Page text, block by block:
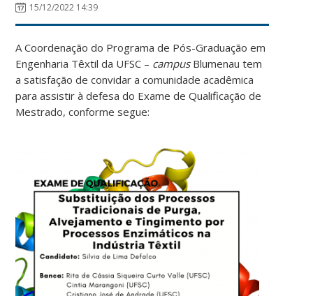
15/12/2022 14:39
A Coordenação do Programa de Pós-Graduação em
Engenharia Têxtil da UFSC – campusBlumenau tem
a satisfação de convidar a comunidade acadêmica
para assistir à defesa do Exame de Qualificação de
Mestrado, conforme segue: